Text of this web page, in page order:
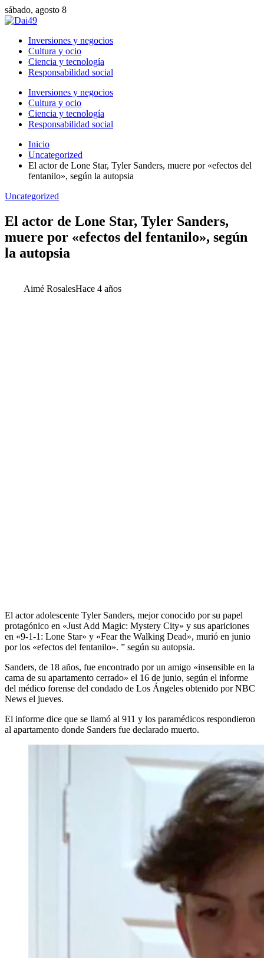
sábado, agosto 8
Inversiones y negocios
Cultura y ocio
Ciencia y tecnología
Responsabilidad social
Inversiones y negocios
Cultura y ocio
Ciencia y tecnología
Responsabilidad social
Inicio
Uncategorized
El actor de Lone Star, Tyler Sanders, muere por «efectos del
fentanilo», según la autopsia
Uncategorized
El actor de Lone Star, Tyler Sanders,
muere por «efectos del fentanilo», según
la autopsia
Aimé RosalesHace 4 años
El actor adolescente Tyler Sanders, mejor conocido por su papel
protagónico en «Just Add Magic: Mystery City» y sus apariciones
en «9-1-1: Lone Star» y «Fear the Walking Dead», murió en junio
por los «efectos del fentanilo». ” según su autopsia.
Sanders, de 18 años, fue encontrado por un amigo «insensible en la
cama de su apartamento cerrado» el 16 de junio, según el informe
del médico forense del condado de Los Ángeles obtenido por NBC
News el jueves.
El informe dice que se llamó al 911 y los paramédicos respondieron
al apartamento donde Sanders fue declarado muerto.